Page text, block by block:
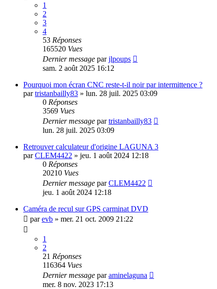
1
2
3
4
53 Réponses
165520 Vues
Dernier message parjlpoups
sam. 2 août 2025 16:12
Pourquoi mon écran CNC reste-t-il noir par intermittence ?
partristanbailly83 » lun. 28 juil. 2025 03:09
0 Réponses
3569 Vues
Dernier message partristanbailly83
lun. 28 juil. 2025 03:09
Retrouver calculateur d'origine LAGUNA 3
parCLEM4422 » jeu. 1 août 2024 12:18
0 Réponses
20210 Vues
Dernier message parCLEM4422
jeu. 1 août 2024 12:18
Caméra de recul sur GPS carminat DVD
parevb » mer. 21 oct. 2009 21:22
1
2
21 Réponses
116364 Vues
Dernier message paraminelaguna
mer. 8 nov. 2023 17:13